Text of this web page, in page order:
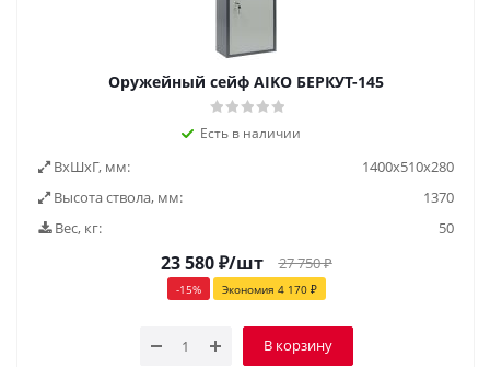
Оружейный сейф AIKO БЕРКУТ-145
Есть в наличии
ВxШxГ, мм:
1400x510x280
Высота ствола, мм:
1370
Вес, кг:
50
23 580₽/шт 27 750₽
-15% Экономия 4 170₽
В корзину